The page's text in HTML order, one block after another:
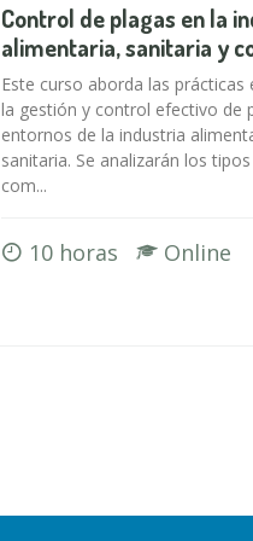
Control de plagas en la
alimentaria, sanitaria y
Este curso aborda las prácticas
la gestión y control efectivo de
entornos de la industria
sanitaria. Se analizarán los
com...
10 horas Online